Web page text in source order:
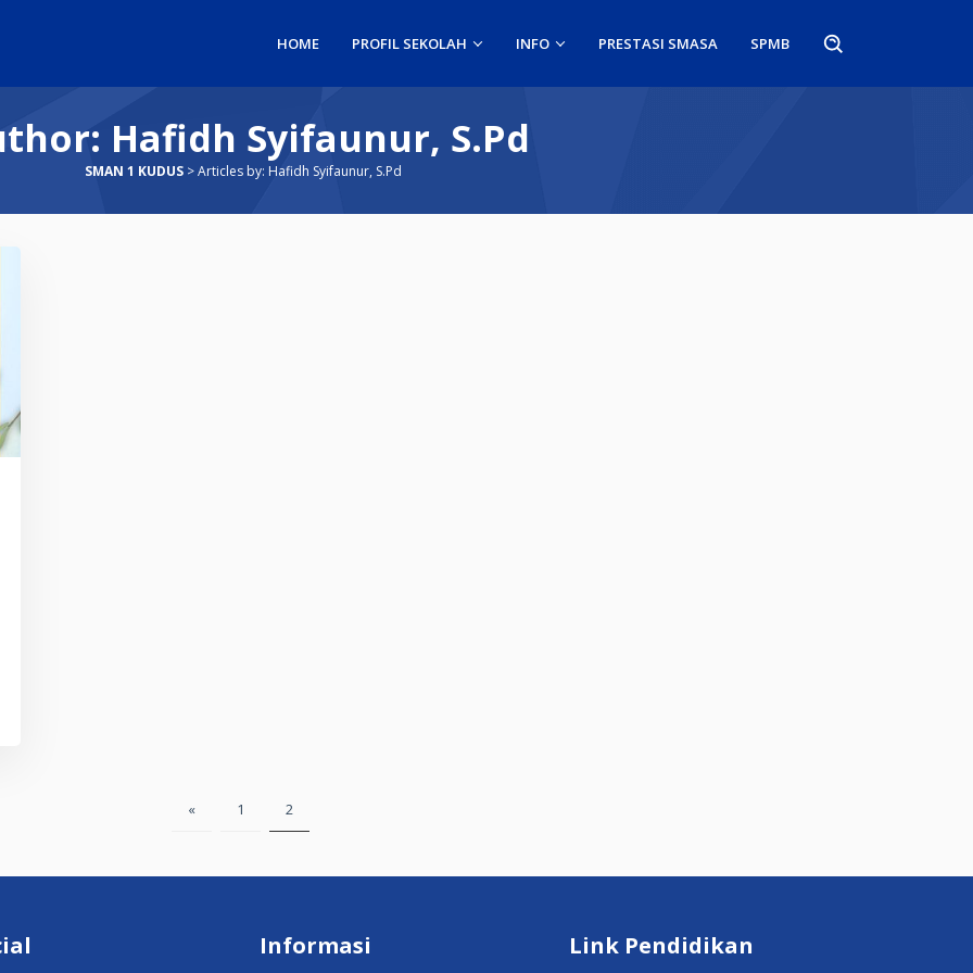
HOME PROFIL SEKOLAH INFO PRESTASI SMASA SPMB
Hafidh Syifaunur, S.Pd
SMAN 1 KUDUS >Articles by: Hafidh Syifaunur, S.Pd
« 1 2
Informasi Link Pendidikan